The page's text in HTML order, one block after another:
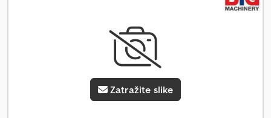
Zatražite slike